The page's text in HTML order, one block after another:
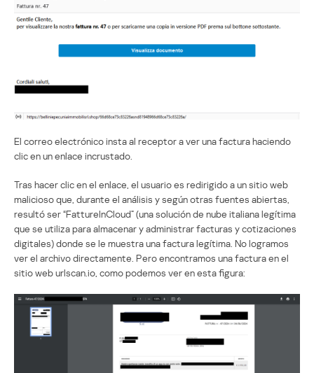
El correo electrónico insta al receptor a ver una factura haciendo
clic en un enlace incrustado.
Tras hacer clic en el enlace, el usuario es redirigido a un sitio web
malicioso que, durante el análisis y según otras fuentes abiertas,
resultó ser “FattureInCloud” (una solución de nube italiana legítima
que se utiliza para almacenar y administrar facturas y cotizaciones
digitales) donde se le muestra una factura legítima. No logramos
ver el archivo directamente. Pero encontramos una factura en el
sitio web urlscan.io, como podemos ver en esta figura: